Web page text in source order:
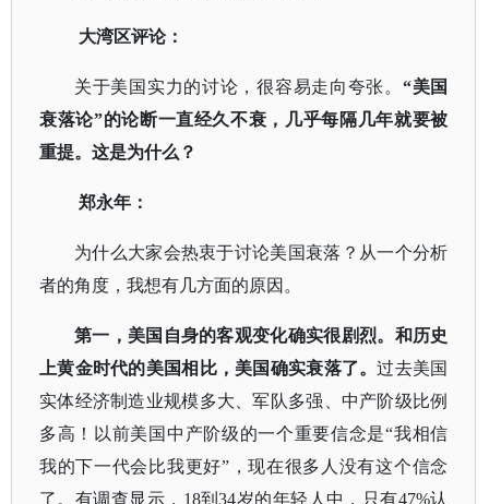
大湾区评论：
关于美国实力的讨论，很容易走向夸张。 “美国
衰落论”的论断一直经久不衰，几乎每隔几年就要被
重提。这是为什么？
郑永年：
为什么大家会热衷于讨论美国衰落？从一个分析
者的角度，我想有几方面的原因。
第一，美国自身的客观变化确实很剧烈。和历史
上黄金时代的美国相比，美国确实衰落了。过去美国
实体经济制造业规模多大、军队多强、中产阶级比例
多高！以前美国中产阶级的一个重要信念是“我相信
我的下一代会比我更好”，现在很多人没有这个信念
了。有调查显示，18到34岁的年轻人中，只有47%认